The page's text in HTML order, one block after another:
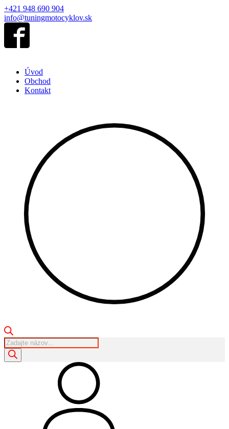
+421 948 690 904
info@tuningmotocyklov.sk
Úvod
Obchod
Kontakt
Products
search